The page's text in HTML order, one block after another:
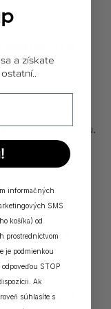
a
môže dostať
príležitosť
s komunitou.
na predaj; sú
a získate
informačných
SMS
košíka) od
prostredníctvom
je podmienkou
STOP
Ak
súhlasíte s